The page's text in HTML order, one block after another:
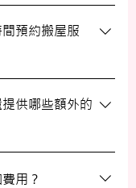
費，但客戶可自願性
以表達對我們服務的
預約搬屋服
至三星期預約搬運日
門的週末，以確保我
務。
供哪些額外的
務外，我們還提供物
置、代客提貨及交收
用？